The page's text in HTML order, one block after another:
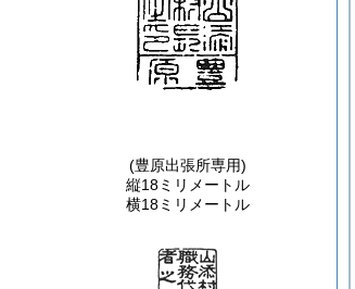
(豊原出張所専用)
縦18ミリメートル
横18ミリメートル